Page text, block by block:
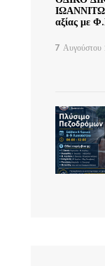
αξίας με
7